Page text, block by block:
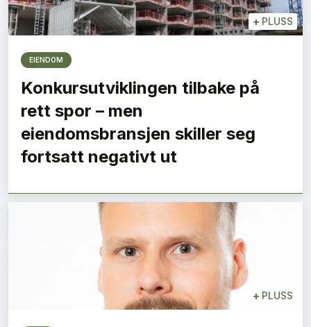
+ PLUSS
EIENDOM
Konkursutviklingen tilbake på
rett spor – men
eiendomsbransjen skiller seg
fortsatt negativt ut
+ PLUSS